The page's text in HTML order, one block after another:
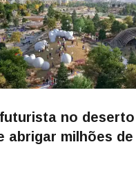
no deserto
abrigar milhões